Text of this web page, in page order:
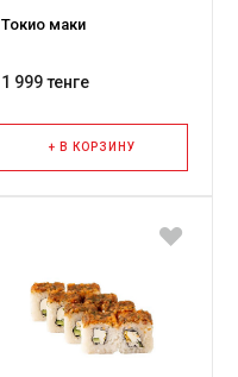
Токио маки
1 999 тенге
+ В КОРЗИНУ